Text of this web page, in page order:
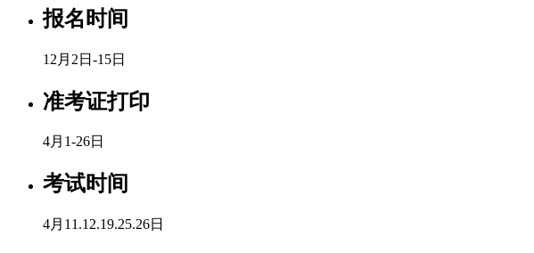
报名时间
12月2日-15日
准考证打印
4月1-26日
考试时间
4月11.12.19.25.26日